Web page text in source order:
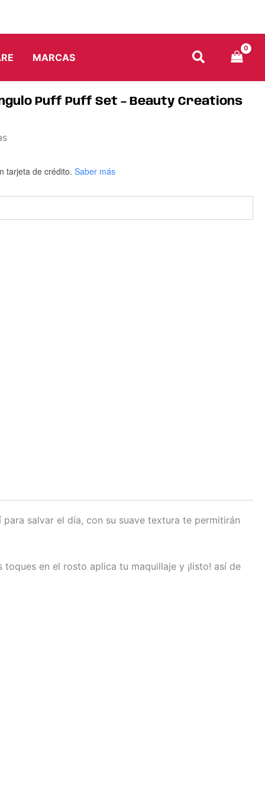
MARCAS
Puff Puff Set – Beauty Creations
tarjeta de crédito. Saber más
salvar el día, con su suave textura te permitirán
en el rosto aplica tu maquillaje y ¡listo! así de
Beauty